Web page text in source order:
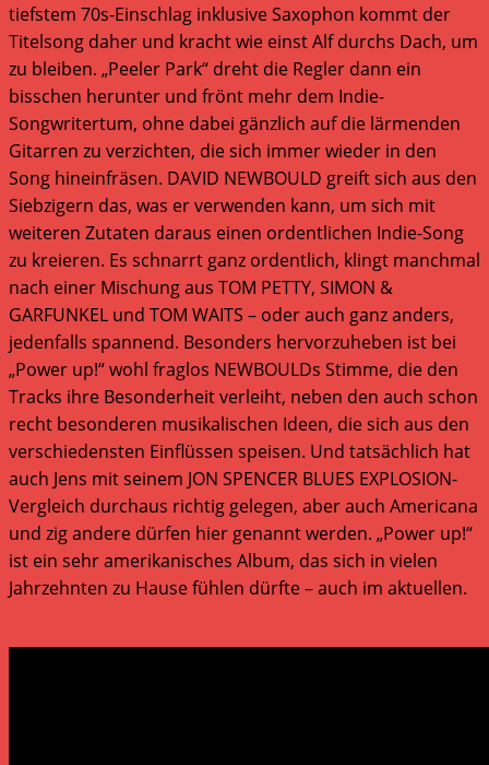
tiefstem 70s-Einschlag inklusive Saxophon kommt der
Titelsong daher und kracht wie einst Alf durchs Dach, um
zu bleiben. „Peeler Park“ dreht die Regler dann ein
bisschen herunter und frönt mehr dem Indie-
Songwritertum, ohne dabei gänzlich auf die lärmenden
Gitarren zu verzichten, die sich immer wieder in den
Song hineinfräsen. DAVID NEWBOULD greift sich aus den
Siebzigern das, was er verwenden kann, um sich mit
weiteren Zutaten daraus einen ordentlichen Indie-Song
zu kreieren. Es schnarrt ganz ordentlich, klingt manchmal
nach einer Mischung aus TOM PETTY, SIMON &
GARFUNKEL und TOM WAITS – oder auch ganz anders,
jedenfalls spannend. Besonders hervorzuheben ist bei
„Power up!“ wohl fraglos NEWBOULDs Stimme, die den
Tracks ihre Besonderheit verleiht, neben den auch schon
recht besonderen musikalischen Ideen, die sich aus den
verschiedensten Einflüssen speisen. Und tatsächlich hat
auch Jens mit seinem JON SPENCER BLUES EXPLOSION-
Vergleich durchaus richtig gelegen, aber auch Americana
und zig andere dürfen hier genannt werden. „Power up!“
ist ein sehr amerikanisches Album, das sich in vielen
Jahrzehnten zu Hause fühlen dürfte – auch im aktuellen.